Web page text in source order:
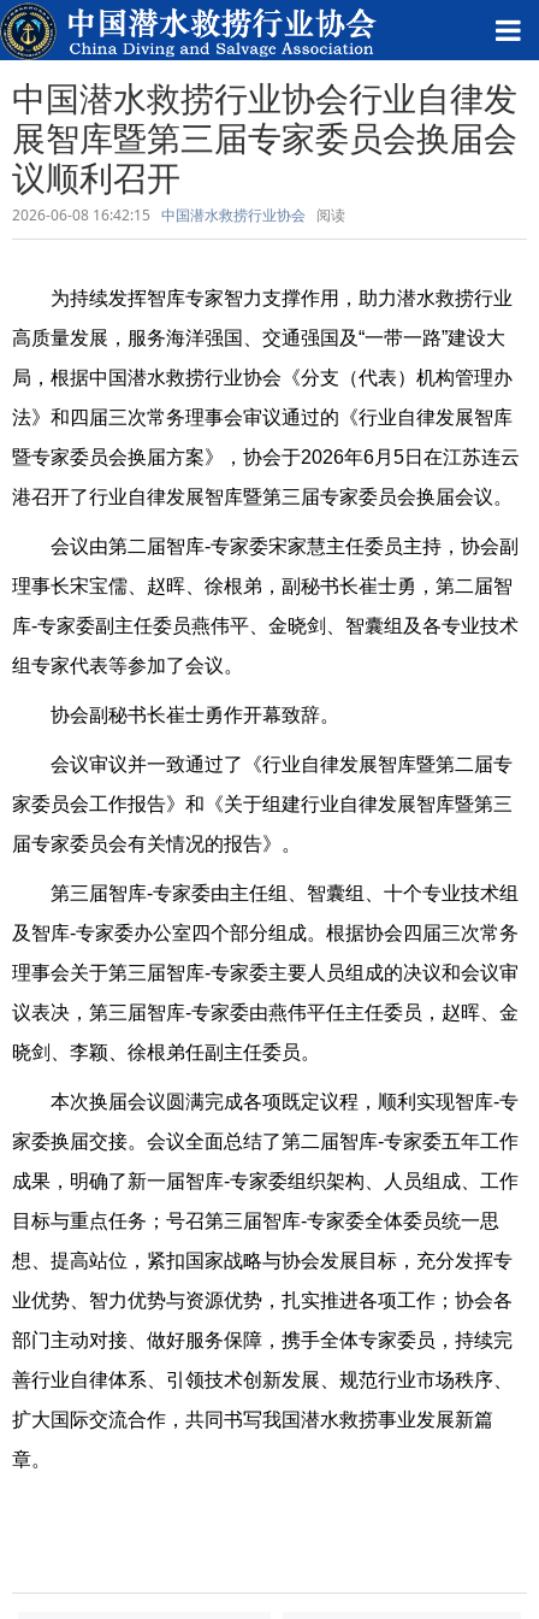
中国潜水救捞行业协会行业自律发
展智库暨第三届专家委员会换届会
议顺利召开
2026-06-08 16:42:15 中国潜水救捞行业协会 阅读
为持续发挥智库专家智力支撑作用，助力潜水救捞行业
高质量发展，服务海洋强国、交通强国及“一带一路”建设大
局，根据中国潜水救捞行业协会《分支（代表）机构管理办
法》和四届三次常务理事会审议通过的《行业自律发展智库
暨专家委员会换届方案》，协会于2026年6月5日在江苏连云
港召开了行业自律发展智库暨第三届专家委员会换届会议。
会议由第二届智库-专家委宋家慧主任委员主持， 协会副
理事长宋宝儒、赵晖、徐根弟，副秘书长崔士勇， 第二届智
库-专家委副主任委员燕伟平、金晓剑、智囊组及各专业技术
组专家代表等参加了会议。
协会副秘书长崔士勇作开幕致辞。
会议审议并一致通过了
《行业自律发展智库暨第二届专
家委员会工作报告》和 《关于组建行业自律发展智库暨第三
届专家委员会有关情况的报告》。
第三届智库-专家委由主任组、智囊组、十个专业技术组
及 智库-专家委办公室 四个部分组成。 根据协会四届三次常务
理事会关于第三届智库-专家委主要人员组成的决议和会议审
议表决， 第三届智库-专家委由燕伟平任主任委员，赵晖、金
晓剑、李颖、徐根弟任副主任委员。
本次换届会议圆满完成各项既定议程，顺利实现智库-专
家委换届交接。会议全面总结了第二届智库-专家委五年工作
成果，明确了新一届智库-专家委组织架构、人员组成、工作
目标与重点任务；号召第三届智库-专家委全体委员统一思
想、提高站位，紧扣国家战略与协会发展目标，充分发挥专
业优势、智力优势与资源优势，扎实推进各项工作；协会各
部门主动对接、做好服务保障，携手全体专家委员，持续完
善行业自律体系、引领技术创新发展、规范行业市场秩序、
扩大国际交流合作，共同书写我国潜水救捞事业发展新篇
章。